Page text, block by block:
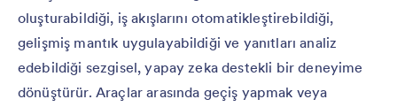
oluşturabildiği, iş akışlarını otomatikleştirebildiği,
gelişmiş mantık uygulayabildiği ve yanıtları analiz
edebildiği sezgisel, yapay zeka destekli bir deneyime
dönüştürür. Araçlar arasında geçiş yapmak veya